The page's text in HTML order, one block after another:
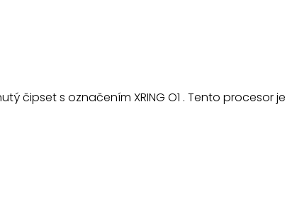
čipset s označením XRING O1 . Tento procesor je